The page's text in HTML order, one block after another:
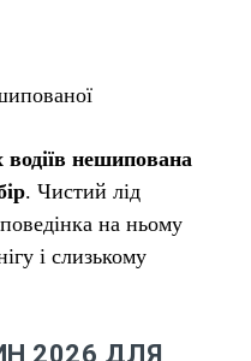
водіїв нешипована
. Чистий лід
поведінка на ньому
і слизькому
2026 ДЛЯ